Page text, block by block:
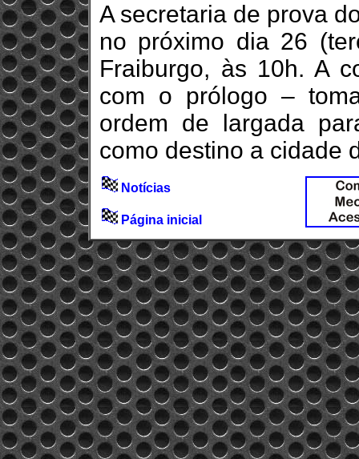
A secretaria de prova
no próximo dia 26
Fraiburgo, às 10h. A
com o prólogo –
ordem de largada
como destino a cidade
Notícias
Página inicial